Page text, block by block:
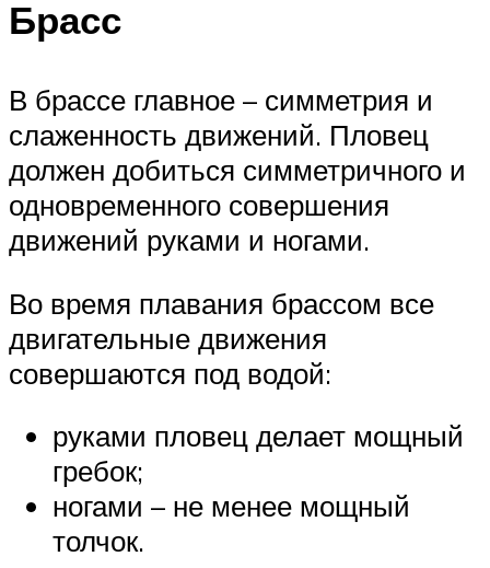
Брасс
В брассе главное – симметрия и
слаженность движений. Пловец
должен добиться симметричного и
одновременного совершения
движений руками и ногами.
Во время плавания брассом все
двигательные движения
совершаются под водой:
руками пловец делает мощный
гребок;
ногами – не менее мощный
толчок.